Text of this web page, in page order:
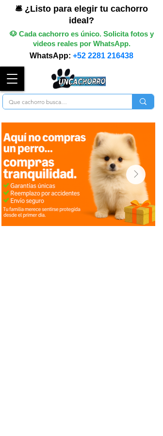
🛎️ ¿Listo para elegir tu cachorro
ideal?
🐶 Cada cachorro es único. Solicita fotos y
videos reales por WhatsApp.
WhatsApp: +52 2281 216438